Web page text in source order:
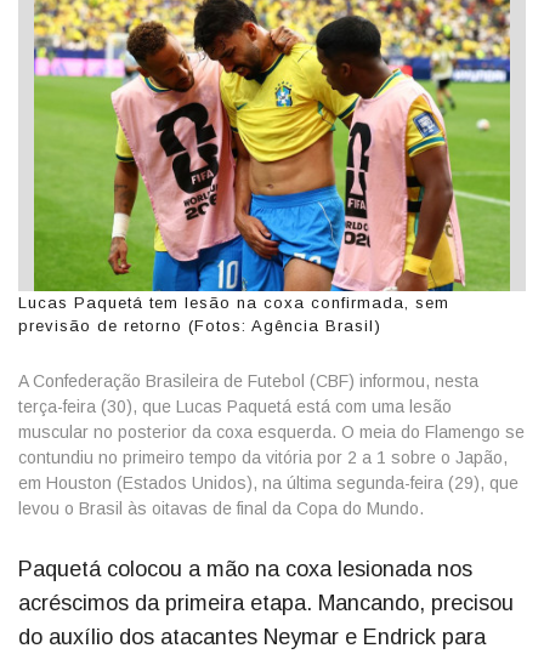
Lucas Paquetá tem lesão na coxa confirmada, sem
previsão de retorno (Fotos: Agência Brasil)
A Confederação Brasileira de Futebol (CBF) informou, nesta
terça-feira (30), que Lucas Paquetá está com uma lesão
muscular no posterior da coxa esquerda. O meia do Flamengo se
contundiu no primeiro tempo da vitória por 2 a 1 sobre o Japão,
em Houston (Estados Unidos), na última segunda-feira (29), que
levou o Brasil às oitavas de final da Copa do Mundo.
Paquetá colocou a mão na coxa lesionada nos
acréscimos da primeira etapa. Mancando, precisou
do auxílio dos atacantes Neymar e Endrick para